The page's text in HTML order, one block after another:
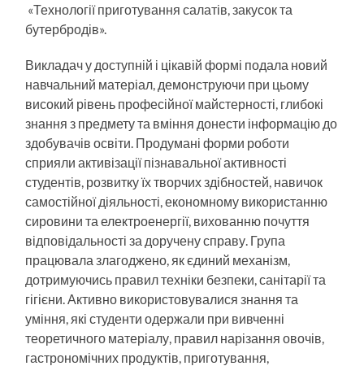
«Технології приготування салатів, закусок та
бутербродів».
Викладач у доступній і цікавій формі подала новий
навчальний матеріал, демонструючи при цьому
високий рівень професійної майстерності, глибокі
знання з предмету та вміння донести інформацію до
здобувачів освіти. Продумані форми роботи
сприяли активізації пізнавальної активності
студентів, розвитку їх творчих здібностей, навичок
самостійної діяльності, економному використанню
сировини та електроенергії, вихованню почуття
відповідальності за доручену справу. Група
працювала злагоджено, як єдиний механізм,
дотримуючись правил техніки безпеки, санітарії та
гігієни. Активно використовувалися знання та
уміння, які студенти одержали при вивченні
теоретичного матеріалу, правил нарізання овочів,
гастрономічних продуктів, приготування,